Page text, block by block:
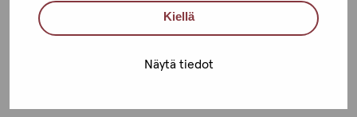
Kiellä
Näytä tiedot
Urho Kekkosen katu 4-6 B, 5. krs
00100 HELSINKI